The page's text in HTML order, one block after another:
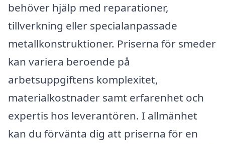
behöver hjälp med reparationer,
tillverkning eller specialanpassade
metallkonstruktioner. Priserna för smeder
kan variera beroende på
arbetsuppgiftens komplexitet,
materialkostnader samt erfarenhet och
expertis hos leverantören. I allmänhet
kan du förvänta dig att priserna för en